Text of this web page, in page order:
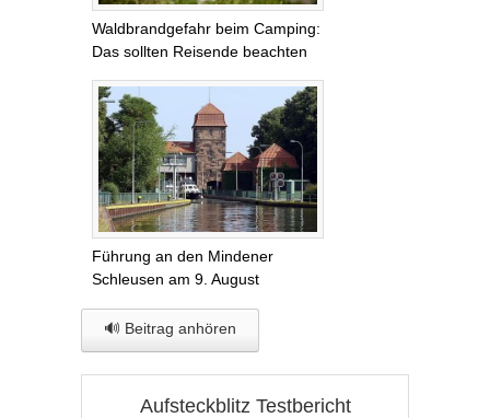
Waldbrandgefahr beim Camping:
Das sollten Reisende beachten
Führung an den Mindener
Schleusen am 9. August
🔊 Beitrag anhören
Aufsteckblitz Testbericht